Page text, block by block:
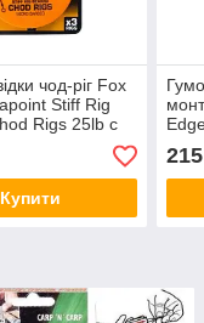
чод-ріг Fox
Stiff Rig
Rigs 25lb с
№6 (3шт)
Купити
215